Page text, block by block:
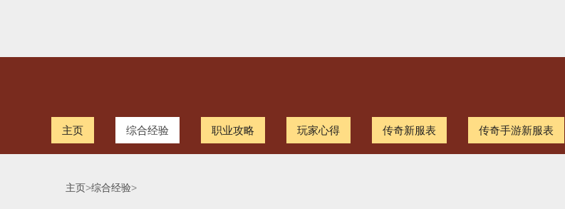
主页 综合经验 职业攻略 玩家心得 传奇新服表 传奇手游新服表
主页>综合经验>